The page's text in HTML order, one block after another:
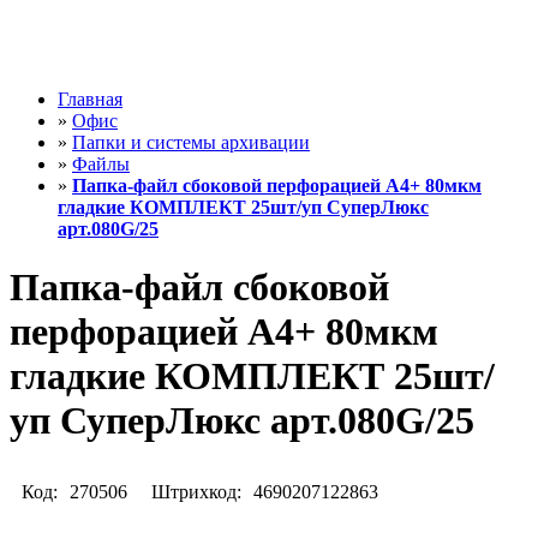
Главная
» Офис
» Папки и системы архивации
» Файлы
» Папка-файл сбоковой перфорацией А4+ 80мкм
гладкие КОМПЛЕКТ 25шт/уп СуперЛюкс
арт.080G/25
Папка-файл сбоковой
перфорацией А4+ 80мкм
гладкие КОМПЛЕКТ 25шт/
уп СуперЛюкс арт.080G/25
Код: 270506 Штрихкод: 4690207122863